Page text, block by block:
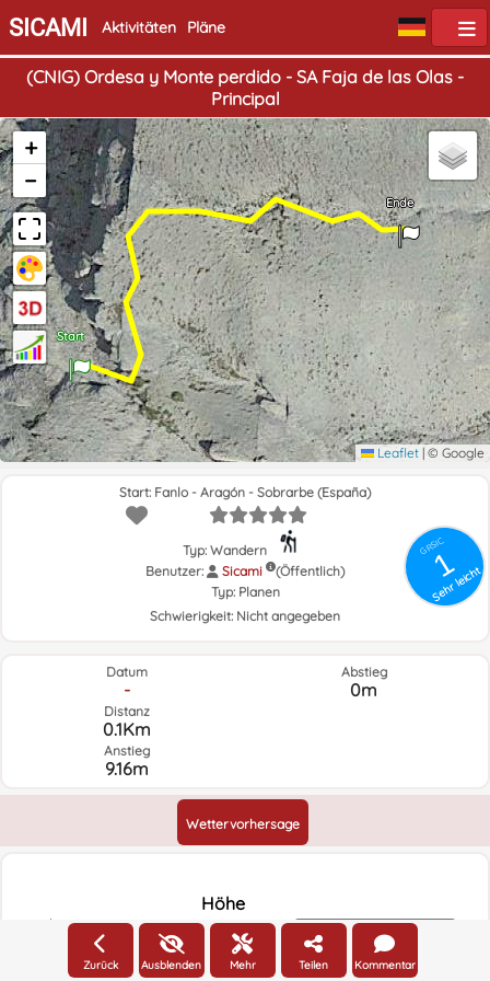
SICAMI Aktivitäten Pläne
(CNIG) Ordesa y Monte perdido - SA Faja de las Olas -
Principal
Start
Ende
+
−
Leaflet | © Google
GRSIC
1
Sehr leicht
Start: Fanlo - Aragón - Sobrarbe (España)
Typ: Wandern
Benutzer:
Sicami
(Öffentlich)
Typ: Planen
Schwierigkeit: Nicht angegeben
Datum
-
Distanz
0.1Km
Anstieg
9.16m
Abstieg
0m
Wettervorhersage
Höhe
Höhe
Zurück Ausblenden Mehr Teilen Kommentar